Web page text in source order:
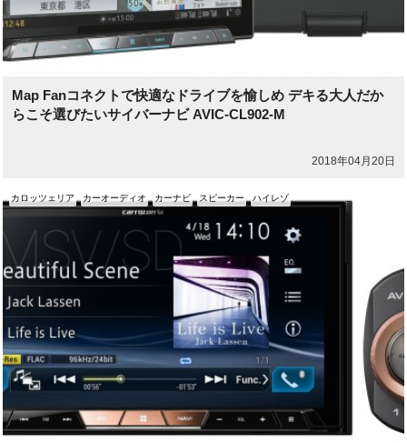
Map Fanコネクトで快適なドライブを愉しめ デキる大人だか
らこそ選びたいサイバーナビ AVIC-CL902-M
2018年04月20日
カロッツェリア カーオーディオ カーナビ スピーカー ハイレゾ